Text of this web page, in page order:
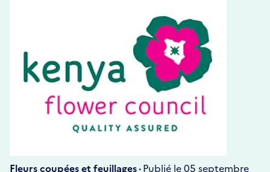
Fleurs coupées et feuillages ·Publié le 05 septembre